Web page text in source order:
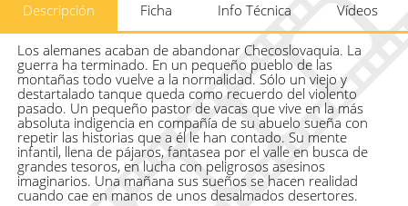
Descripción Ficha Info Técnica Vídeos
Los alemanes acaban de abandonar Checoslovaquia. La
guerra ha terminado. En un pequeño pueblo de las
montañas todo vuelve a la normalidad. Sólo un viejo y
destartalado tanque queda como recuerdo del violento
pasado. Un pequeño pastor de vacas que vive en la más
absoluta indigencia en compañía de su abuelo sueña con
repetir las historias que a él le han contado. Su mente
infantil, llena de pájaros, fantasea por el valle en busca de
grandes tesoros, en lucha con peligrosos asesinos
imaginarios. Una mañana sus sueños se hacen realidad
cuando cae en manos de unos desalmados desertores.